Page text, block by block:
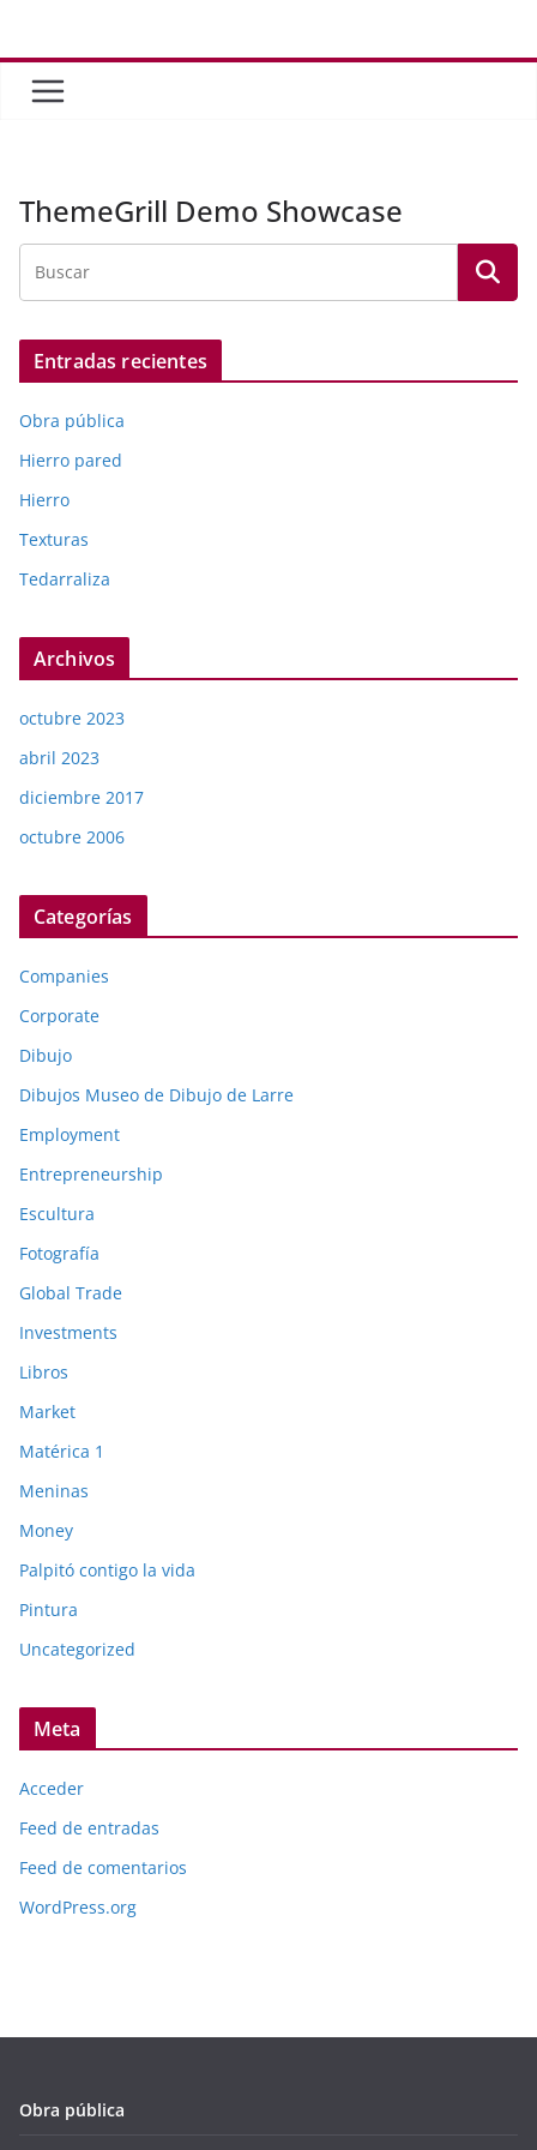
contenido
ThemeGrill Demo Showcase
Entradas recientes
Obra pública
Hierro pared
Hierro
Texturas
Tedarraliza
Archivos
octubre 2023
abril 2023
diciembre 2017
octubre 2006
Categorías
Companies
Corporate
Dibujo
Dibujos Museo de Dibujo de Larre
Employment
Entrepreneurship
Escultura
Fotografía
Global Trade
Investments
Libros
Market
Matérica 1
Meninas
Money
Palpitó contigo la vida
Pintura
Uncategorized
Meta
Acceder
Feed de entradas
Feed de comentarios
WordPress.org
Obra pública